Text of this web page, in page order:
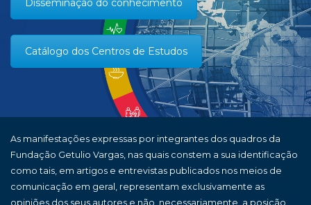
Disseminação do conhecimento
Catálogo dos Centros de Estudos
As manifestações expressas por integrantes dos quadros da
Fundação Getulio Vargas, nas quais constem a sua identificação
como tais, em artigos e entrevistas publicados nos meios de
comunicação em geral, representam exclusivamente as
opiniões dos seus autores e não, necessariamente, a posição